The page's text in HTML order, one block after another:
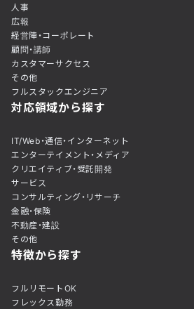
人事
広報
経営陣・コーポレート
顧問・講師
カスタマーサクセス
その他
フルスタックエンジニア
対応領域から探す
IT/Web・通信・インターネット
エンターテイメント・メディア
クリエイティブ・受託開発
サービス
コンサルティング・リサーチ
金融・保険
不動産・建設
その他
特徴から探す
フルリモートOK
フレックス勤務